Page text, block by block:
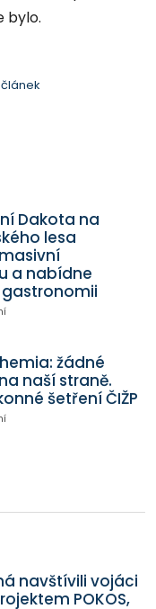
bylo.
Dakota na
lesa
a nabídne
gastronomii
žádné
naší straně.
šetření ČIŽP
navštívili vojáci
POKOS,